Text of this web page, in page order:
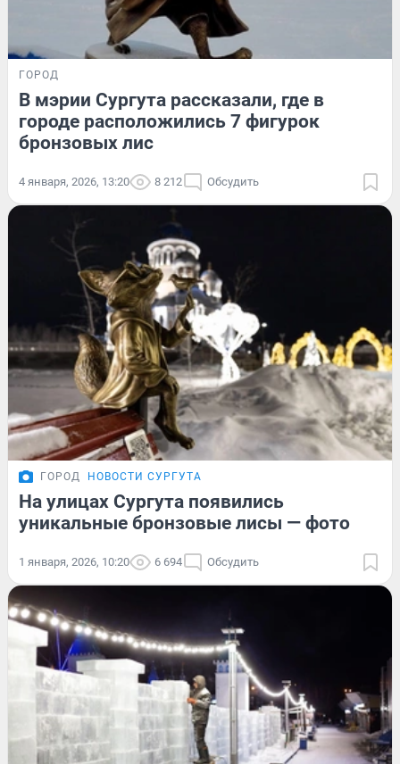
ГОРОД
В мэрии Сургута рассказали, где в
городе расположились 7 фигурок
бронзовых лис
4 января, 2026, 13:20 8 212 Обсудить
ГОРОД НОВОСТИ СУРГУТА
На улицах Сургута появились
уникальные бронзовые лисы — фото
1 января, 2026, 10:20 6 694 Обсудить